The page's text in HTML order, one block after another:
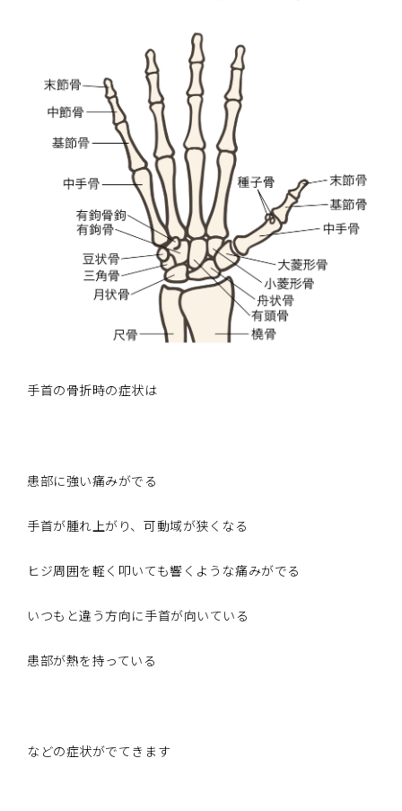
手首の骨折時の症状は
患部に強い痛みがでる
手首が腫れ上がり、可動域が狭くなる
ヒジ周囲を軽く叩いても響くような痛みがでる
いつもと違う方向に手首が向いている
患部が熱を持っている
などの症状がでてきます